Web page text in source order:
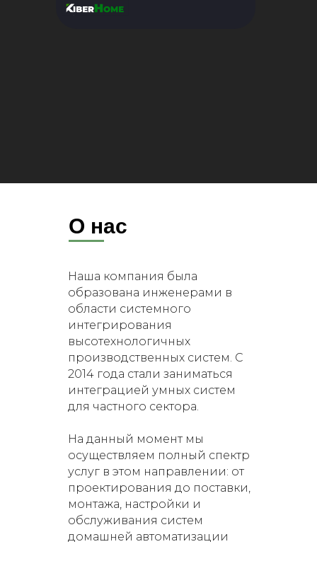
О нас
Наша компания была
образована инженерами в
области системного
интегрирования
высотехнологичных
производственных систем. С
2014 года стали заниматься
интеграцией умных систем
для частного сектора.
На данный момент мы
осуществляем полный спектр
услуг в этом направлении: от
проектирования до поставки,
монтажа, настройки и
обслуживания систем
домашней автоматизации